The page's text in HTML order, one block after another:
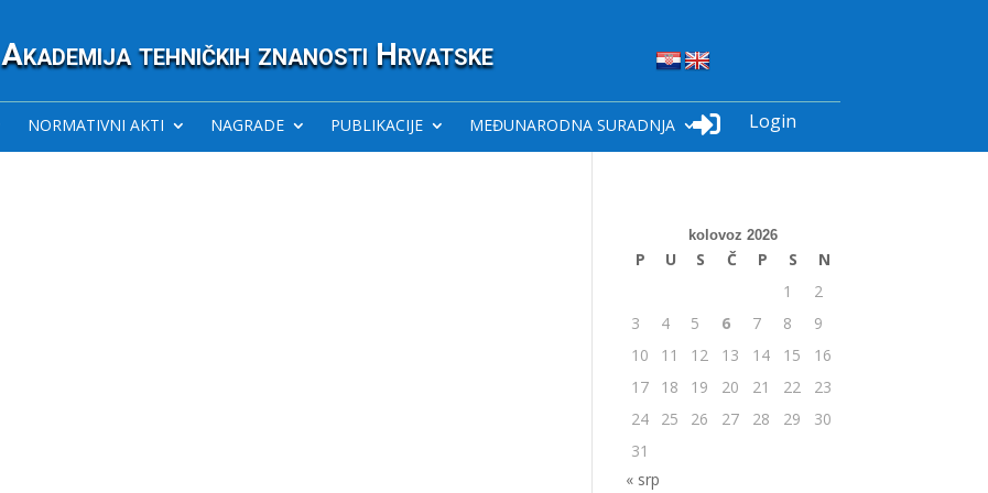
Akademija tehničkih znanosti Hrvatske
NORMATIVNI AKTI NAGRADE PUBLIKACIJE MEĐUNARODNA SURADNJA  Login
kolovoz 2026
P U S Č P S
N
1
2
3
4 5 6 7 8
9
10
11 12 13 14 15
16
17
18 19 20 21 22
23
24
25 26 27 28 29
30
31
« srp